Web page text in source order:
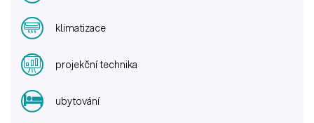
klimatizace
projekční technika
ubytování